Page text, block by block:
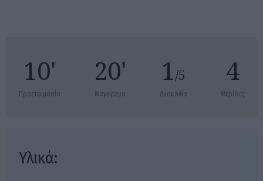
10'
Προετοιμασία
20'
Μαγείρεμα
1/5
Δυσκολία
4
Μερίδες
Υλικά: